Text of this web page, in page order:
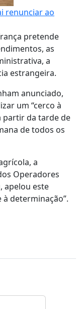
renunciar ao
pretende
as
a
estrangeira.
anunciado,
um “cerco à
partir da tarde de
de todos os
a
Operadores
apelou este
determinação”.